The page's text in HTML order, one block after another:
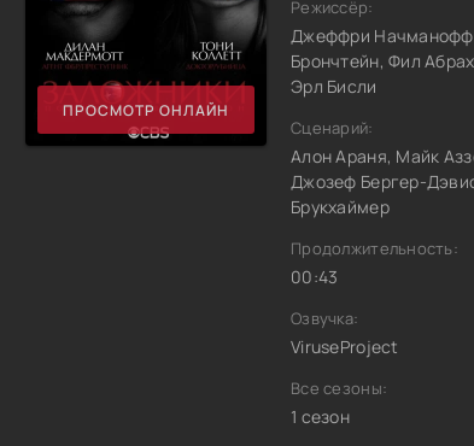
ПРОСМОТР ОНЛАЙН
Режиссёр:
Джеффри
Брончтейн, Фил
Эрл Бисли
Сценарий:
Алон Араня, Майк
Джозеф Бергер-
Брукхаймер
Продолжительность:
00:43
Озвучка:
ViruseProject
Все сезоны:
1 сезон